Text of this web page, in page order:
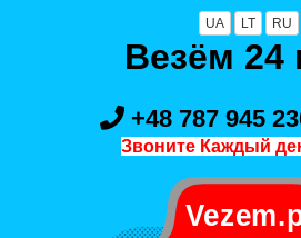
UA LT RU
Везём 24
+48 787 945
Звоните Каждый